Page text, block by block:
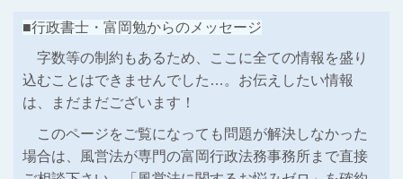
■行政書士・富岡勉からのメッセージ
字数等の制約もあるため、ここに全ての情報を盛り
込むことはできませんでした…。お伝えしたい情報
は、まだまだございます！
このページをご覧になっても問題が解決しなかった
場合は、風営法が専門の富岡行政法務事務所まで直接